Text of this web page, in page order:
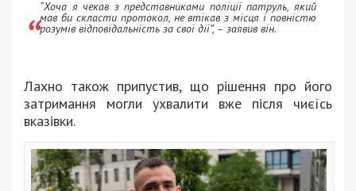
“Хоча я чекав з представниками поліції патруль, який
мав би скласти протокол, не втікав з місця і повністю
розумів відповідальність за свої дії”, – заявив він.
Лахно також припустив, що рішення про його
затримання могли ухвалити вже після чиєїсь
вказівки.